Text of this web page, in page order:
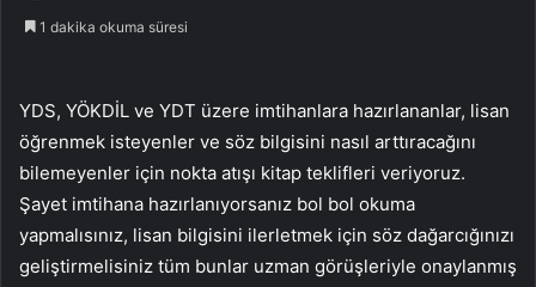
1 dakika okuma süresi
YDS, YÖKDİL ve YDT üzere imtihanlara hazırlananlar, lisan
öğrenmek isteyenler ve söz bilgisini nasıl arttıracağını
bilemeyenler için nokta atışı kitap teklifleri veriyoruz.
Şayet imtihana hazırlanıyorsanız bol bol okuma
yapmalısınız, lisan bilgisini ilerletmek için söz dağarcığınızı
geliştirmelisiniz tüm bunlar uzman görüşleriyle onaylanmış